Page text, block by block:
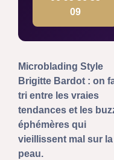
09
Microblading Style
Brigitte Bardot : on
tri entre les vraies
tendances et les
éphémères qui
vieillissent mal sur la
peau.